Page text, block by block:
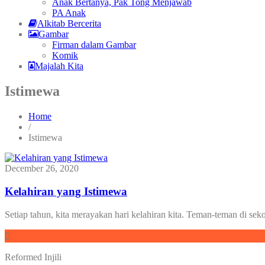
Anak Bertanya, Pak Tong Menjawab
PA Anak
Alkitab Bercerita
Gambar
Firman dalam Gambar
Komik
Majalah Kita
Istimewa
Home
/
Istimewa
December 26, 2020
Kelahiran yang Istimewa
Setiap tahun, kita merayakan hari kelahiran kita. Teman-teman di
Reformed Injili